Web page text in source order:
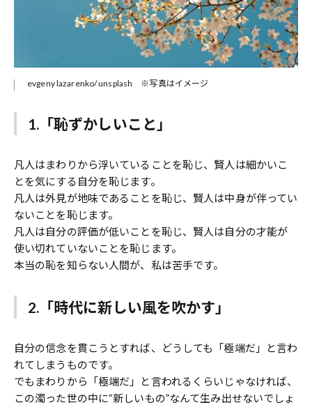
evgeny lazarenko/ unsplash ※写真はイメージ
1.「恥ずかしいこと」
凡人はまわりから浮いていることを恥じ、賢人は細かいこ
とを気にする自分を恥じます。
凡人は外見が地味であることを恥じ、賢人は中身が伴ってい
ないことを恥じます。
凡人は自分の評価が低いことを恥じ、賢人は自分の才能が
使い切れていないことを恥じます。
本当の恥を知らない人間が、私は苦手です。
2.「時代に新しい風を吹かす」
自分の信念を貫こうとすれば、どうしても「極端だ」と言わ
れてしまうものです。
でもまわりから「極端だ」と言われるくらいじゃなければ、
この濁った世の中に“新しいもの”なんて生み出せないでしょ